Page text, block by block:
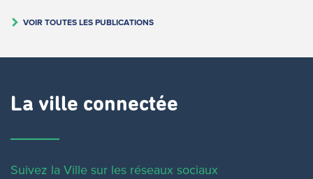
VOIR TOUTES LES PUBLICATIONS
La ville connectée
Suivez la Ville sur les réseaux sociaux